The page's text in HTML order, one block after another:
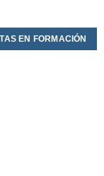
EN FORMACIÓN